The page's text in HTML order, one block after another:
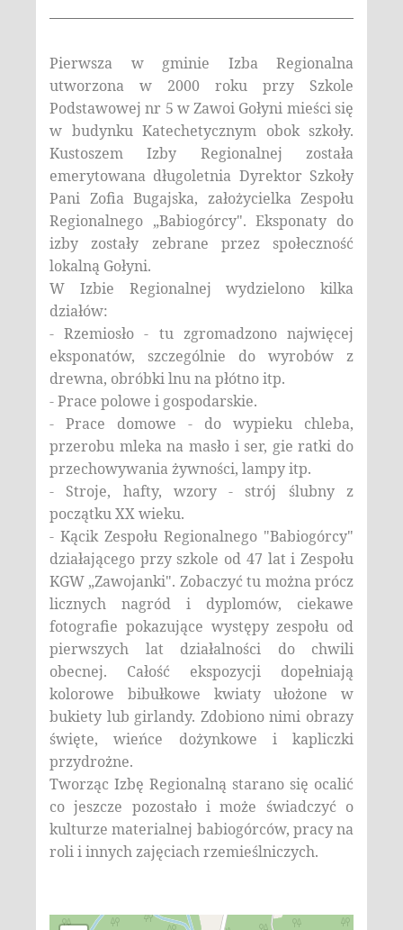
Pierwsza w gminie Izba Regionalna
utworzona w 2000 roku przy Szkole
Podstawowej nr 5 w Zawoi Gołyni mieści się
w budynku Katechetycznym obok szkoły.
Kustoszem Izby Regionalnej została
emerytowana długoletnia Dyrektor Szkoły
Pani Zofia Bugajska, założycielka Zespołu
Regionalnego „Babiogórcy". Eksponaty do
izby zostały zebrane przez społeczność
lokalną Gołyni.
W Izbie Regionalnej wydzielono kilka
działów:
- Rzemiosło - tu zgromadzono najwięcej
eksponatów, szczególnie do wyrobów z
drewna, obróbki lnu na płótno itp.
- Prace polowe i gospodarskie.
- Prace domowe - do wypieku chleba,
przerobu mleka na masło i ser, gie ratki do
przechowywania żywności, lampy itp.
- Stroje, hafty, wzory - strój ślubny z
początku XX wieku.
- Kącik Zespołu Regionalnego "Babiogórcy"
działającego przy szkole od 47 lat i Zespołu
KGW „Zawojanki". Zobaczyć tu można prócz
licznych nagród i dyplomów, ciekawe
fotografie pokazujące występy zespołu od
pierwszych lat działalności do chwili
obecnej. Całość ekspozycji dopełniają
kolorowe bibułkowe kwiaty ułożone w
bukiety lub girlandy. Zdobiono nimi obrazy
święte, wieńce dożynkowe i kapliczki
przydrożne.
Tworząc Izbę Regionalną starano się ocalić
co jeszcze pozostało i może świadczyć o
kulturze materialnej babiogórców, pracy na
roli i innych zajęciach rzemieślniczych.